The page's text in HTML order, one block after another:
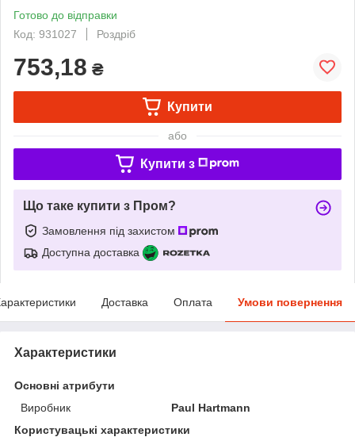
Готово до відправки
Код: 931027
Роздріб
753,18 ₴
Купити
або
Купити з
Що таке купити з Пром?
Замовлення під захистом
Доступна доставка
Доставка Оплата Умови повернення
Характеристики
Основні атрибути
Виробник
Paul Hartmann
Користувацькі характеристики